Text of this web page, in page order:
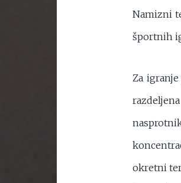
Namizni
športnih
Za
okretni